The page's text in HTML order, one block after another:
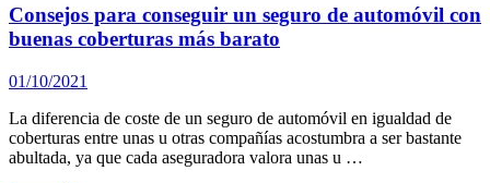
el
mejor
seguro
tu
coche.
Consejos para conseguir un seguro de automóvil con
buenas coberturas más barato
01/10/2021
La diferencia de coste de un seguro de automóvil en igualdad de
coberturas entre unas u otras compañías acostumbra a ser bastante
abultada, ya que cada aseguradora valora unas u …